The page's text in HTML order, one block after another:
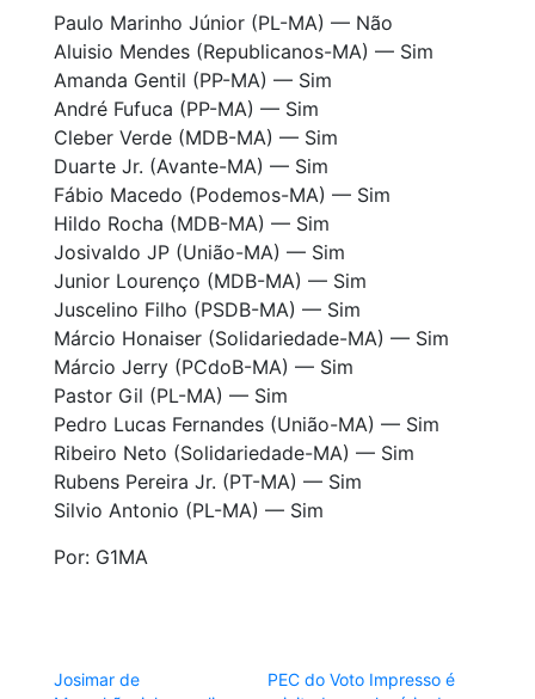
Paulo Marinho Júnior (PL-MA) — Não
Aluisio Mendes (Republicanos-MA) — Sim
Amanda Gentil (PP-MA) — Sim
André Fufuca (PP-MA) — Sim
Cleber Verde (MDB-MA) — Sim
Duarte Jr. (Avante-MA) — Sim
Fábio Macedo (Podemos-MA) — Sim
Hildo Rocha (MDB-MA) — Sim
Josivaldo JP (União-MA) — Sim
Junior Lourenço (MDB-MA) — Sim
Juscelino Filho (PSDB-MA) — Sim
Márcio Honaiser (Solidariedade-MA) — Sim
Márcio Jerry (PCdoB-MA) — Sim
Pastor Gil (PL-MA) — Sim
Pedro Lucas Fernandes (União-MA) — Sim
Ribeiro Neto (Solidariedade-MA) — Sim
Rubens Pereira Jr. (PT-MA) — Sim
Silvio Antonio (PL-MA) — Sim
Por: G1MA
Josimar de
PEC do Voto Impresso é